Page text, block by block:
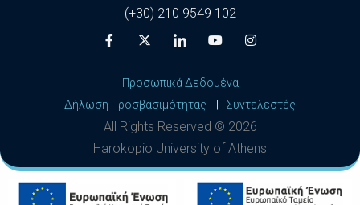
(+30) 210 9549 102
Προσωπικά Δεδομένα
Δήλωση Προσβασιμότητας
Συντελεστές
All Rights Reserved © 2026
Harokopio University of Athens